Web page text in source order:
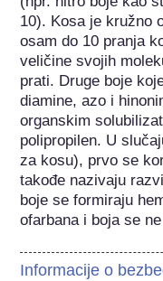
10). Kosa je kružno
osam do 10 pranja
veličine svojih
prati. Druge boje
diamine, azo i
organskim
polipropilen. U
za kosu), prvo se
takođe nazivaju
boje se formiraju
ofarbana i boja se
Informacije o